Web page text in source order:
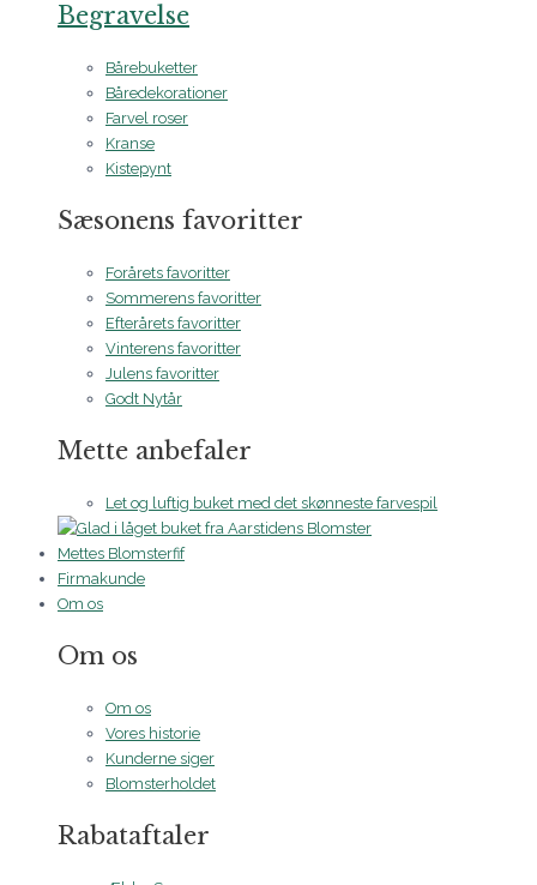
Begravelse
Bårebuketter
Båredekorationer
Farvel roser
Kranse
Kistepynt
Sæsonens favoritter
Forårets favoritter
Sommerens favoritter
Efterårets favoritter
Vinterens favoritter
Julens favoritter
Godt Nytår
Mette anbefaler
Let og luftig buket med det skønneste farvespil
Mettes Blomsterfif
Firmakunde
Om os
Om os
Om os
Vores historie
Kunderne siger
Blomsterholdet
Rabataftaler